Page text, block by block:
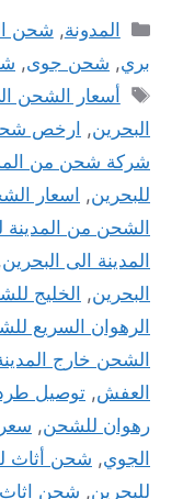
التصنيفات
المدونة, شحن
بري, شحن جوى,
الوسوم
أسعار الشحن
البحرين, ارخص شحن
شركة شحن من
للبحرين, اسعار
الشحن من المدينة
المدينة الى البحرين,
البحرين, الخليج
الرهوان السريع
الشحن خارج
العفش, توصيل
رهوان للشحن,
الجوي, شحن أثاث
للبحرين, شحن اثاث